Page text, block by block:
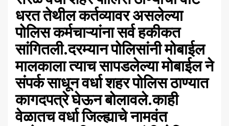
धरत तेथील कर्तव्यावर असलेल्या
पोलिस कर्मचाऱ्यांना सर्व हकीकत
सांगितली.दरम्यान पोलिसांनी मोबाईल
मालकाला त्याच सापडलेल्या मोबाईल ने
संपर्क साधून वर्धा शहर पोलिस ठाण्यात
कागदपत्रे घेऊन बोलावले.काही
वेळातच वर्धा जिल्ह्याचे नामवंत